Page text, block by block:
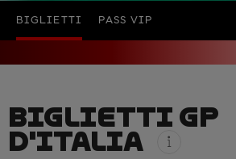
BIGLIETTI PASS VIP
BIGLIETTI GP
D'ITALIA